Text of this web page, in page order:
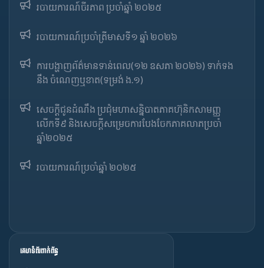
របាយការណ៍ចីរភាព ប្រចាំឆ្នាំ ២០២៥
របាយការណ៍​​ប្រចាំ​ត្រីមាសទី១ ឆ្នាំ ២០២៦
ការបង្ហាញព័ត៌មានទាន់ពេល(១២ ឧសភា ២០២៦) ទាក់ទង
នឹង ចំណេញឬខាត(ទម្រង់ ង.១)
សេចក្តីជូនដំណឹង ប្រជុំមហាសន្និបាតភាគហ៊ុនិកសាមញ្ញ
លើកទី៩ និងសេចក្តីសម្រេចការបែងចែកភាគលាភប្រចាំ
ឆ្នាំ២០២៥​
របាយការណ៍​​ប្រចាំ​ឆ្នាំ ២០២៥
គេហទំព័រពាក់ព័ន្ធ